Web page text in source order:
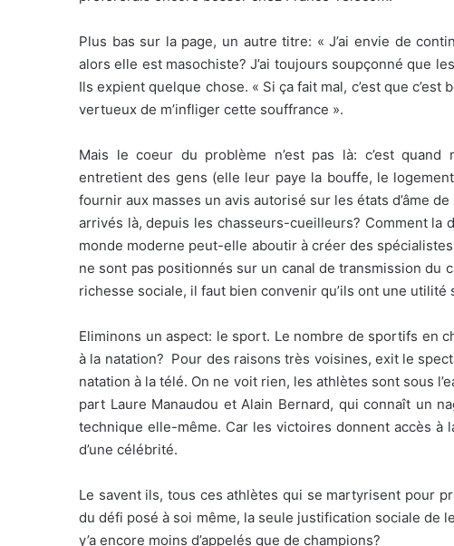
Plus bas sur la page, un autre titre: « J’ai envie de
alors elle est masochiste? J’ai toujours soupçonné que
Ils expient quelque chose. « Si ça fait mal, c’est que
vertueux de m’infliger cette souffrance ».
Mais le coeur du problème n’est pas là: c’est
entretient des gens (elle leur paye la bouffe, le
fournir aux masses un avis autorisé sur les états d’âme
arrivés là, depuis les chasseurs-cueilleurs? Comment la
monde moderne peut-elle aboutir à créer des
ne sont pas positionnés sur un canal de transmission
richesse sociale, il faut bien convenir qu’ils ont une utilité
Eliminons un aspect: le sport. Le nombre de sportifs en
à la natation? Pour des raisons très voisines, exit le
natation à la télé. On ne voit rien, les athlètes sont sous
part Laure Manaudou et Alain Bernard, qui connaît un
technique elle-même. Car les victoires donnent accès à
d’une célébrité.
Le savent ils, tous ces athlètes qui se martyrisent pour
du défi posé à soi même, la seule justification sociale de
y’a encore moins d’appelés que de champions?